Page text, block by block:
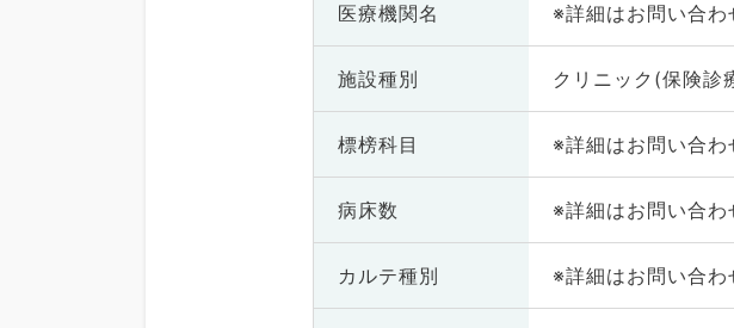
医療機関名 ※詳細はお問い合わ
施設種別 クリニック(保険診
標榜科目 ※詳細はお問い合わ
病床数 ※詳細はお問い合わ
カルテ種別 ※詳細はお問い合わ